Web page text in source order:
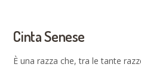
Cinta Senese
È una razza che, tra le tante